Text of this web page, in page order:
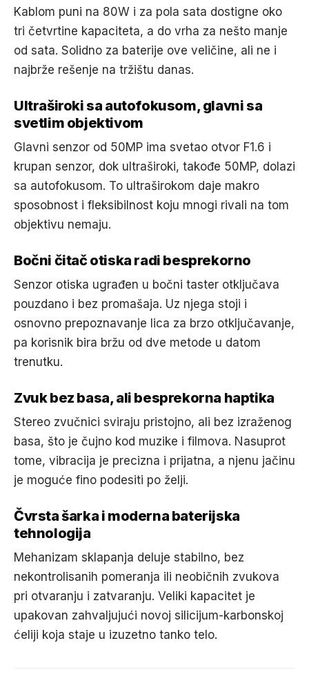
Kablom puni na 80W i za pola sata dostigne oko
tri četvrtine kapaciteta, a do vrha za nešto manje
od sata. Solidno za baterije ove veličine, ali ne i
najbrže rešenje na tržištu danas.
Ultraširoki sa autofokusom, glavni sa
svetlim objektivom
Glavni senzor od 50MP ima svetao otvor F1.6 i
krupan senzor, dok ultraširoki, takođe 50MP, dolazi
sa autofokusom. To ultraširokom daje makro
sposobnost i fleksibilnost koju mnogi rivali na tom
objektivu nemaju.
Bočni čitač otiska radi besprekorno
Senzor otiska ugrađen u bočni taster otključava
pouzdano i bez promašaja. Uz njega stoji i
osnovno prepoznavanje lica za brzo otključavanje,
pa korisnik bira bržu od dve metode u datom
trenutku.
Zvuk bez basa, ali besprekorna haptika
Stereo zvučnici sviraju pristojno, ali bez izraženog
basa, što je čujno kod muzike i filmova. Nasuprot
tome, vibracija je precizna i prijatna, a njenu jačinu
je moguće fino podesiti po želji.
Čvrsta šarka i moderna baterijska
tehnologija
Mehanizam sklapanja deluje stabilno, bez
nekontrolisanih pomeranja ili neobičnih zvukova
pri otvaranju i zatvaranju. Veliki kapacitet je
upakovan zahvaljujući novoj silicijum-karbonskoj
ćeliji koja staje u izuzetno tanko telo.